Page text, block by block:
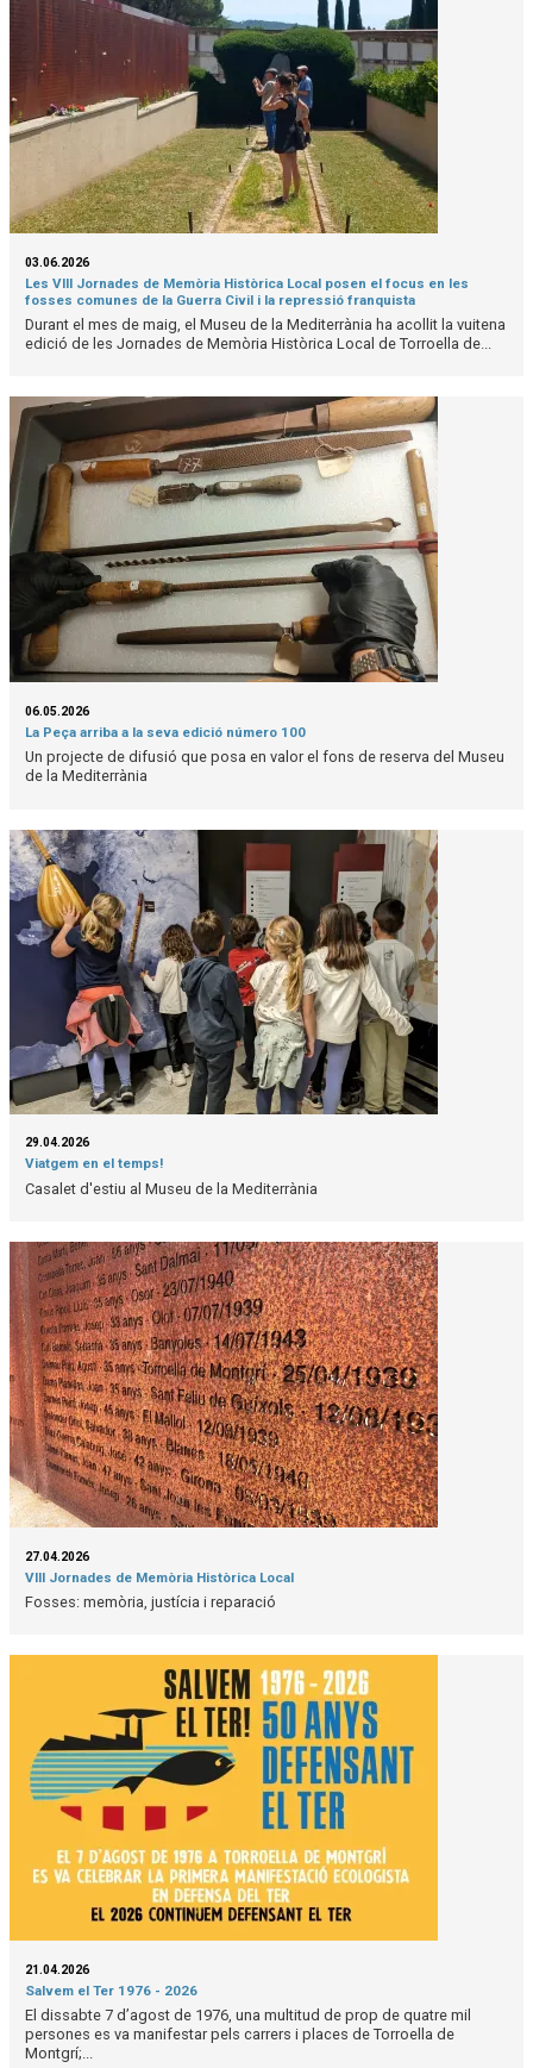
03.06.2026
Les VIII Jornades de Memòria Històrica Local posen el focus en les
fosses comunes de la Guerra Civil i la repressió franquista
Durant el mes de maig, el Museu de la Mediterrània ha acollit la vuitena
edició de les Jornades de Memòria Històrica Local de Torroella de...
06.05.2026
La Peça arriba a la seva edició número 100
Un projecte de difusió que posa en valor el fons de reserva del Museu
de la Mediterrània
29.04.2026
Viatgem en el temps!
Casalet d'estiu al Museu de la Mediterrània
27.04.2026
VIII Jornades de Memòria Històrica Local
Fosses: memòria, justícia i reparació
21.04.2026
Salvem el Ter 1976 - 2026
El dissabte 7 d’agost de 1976, una multitud de prop de quatre mil
persones es va manifestar pels carrers i places de Torroella de
Montgrí;...